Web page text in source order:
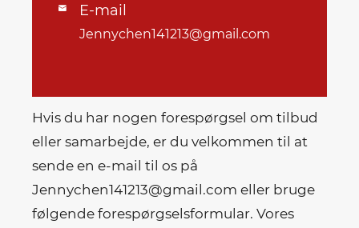
 E-mail
Jennychen141213@gmail.com
Hvis du har nogen forespørgsel om tilbud
eller samarbejde, er du velkommen til at
sende en e-mail til os på
Jennychen141213@gmail.com eller bruge
følgende forespørgselsformular. Vores